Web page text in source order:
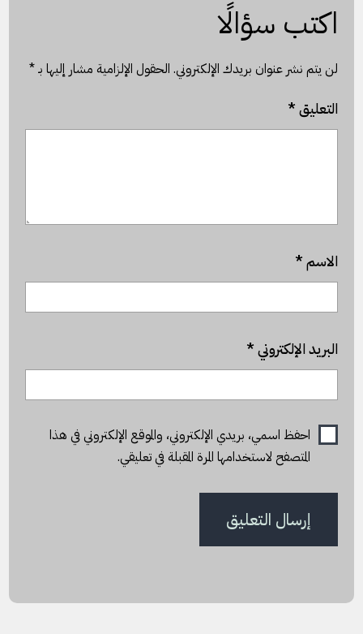
اكتب سؤالًا
لن يتم نشر عنوان بريدك الإلكتروني. الحقول الإلزامية مشار إليها بـ*
التعليق*
الاسم*
البريد الإلكتروني*
احفظ اسمي، بريدي الإلكتروني، والموقع الإلكتروني في هذا
المتصفح لاستخدامها المرة المقبلة في تعليقي.